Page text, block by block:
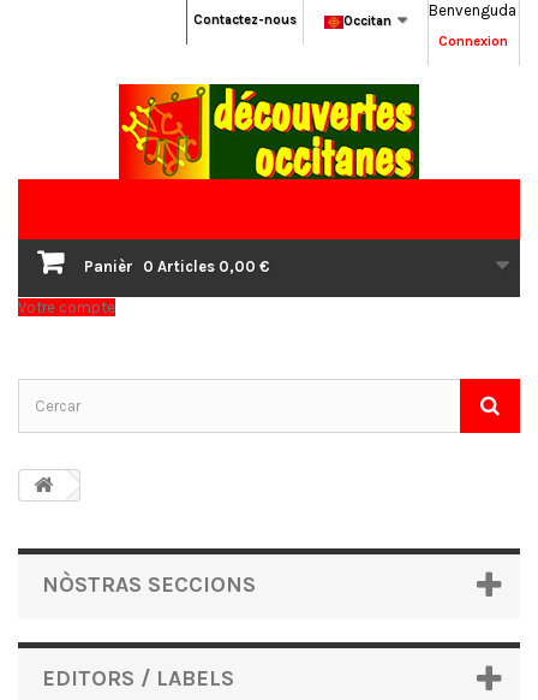
Benvenguda
Connexion
Occitan
Contactez-nous
Panièr 0 Articles 0,00 €
Votre compte
NÒSTRAS SECCIONS
EDITORS / LABELS